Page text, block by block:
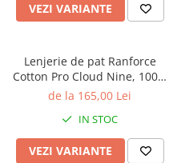
VEZI VARIANTE
Lenjerie de pat Ranforce
Cotton Pro Cloud Nine, 100%
bumbac, verde inchis,
de la 165,00 Lei
IN STOC
VEZI VARIANTE